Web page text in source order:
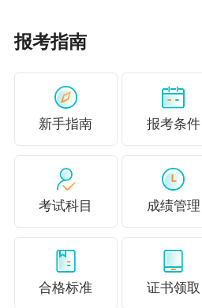
证（或社会保障卡）和准考
（三）《高级经济实务》科
小时内考生不得交卷、离场。
（四）高级经济考试机考系
五笔输入法、中文（简体）
（五）考生可登录中国人事
报考指南
新手指南 报考条件
考试科目 成绩管理
合格标准 证书领取